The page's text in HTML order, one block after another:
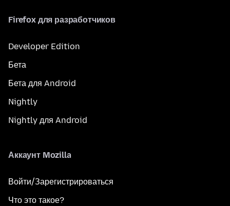
Firefox для разработчиков
Developer Edition
Бета
Бета для Android
Nightly
Nightly для Android
Аккаунт Mozilla
Войти/Зарегистрироваться
Что это такое?